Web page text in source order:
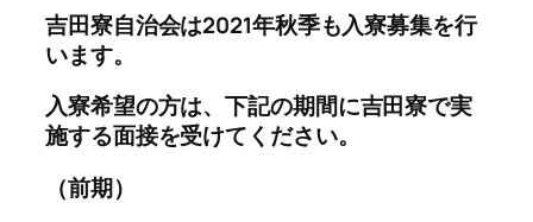
吉田寮自治会は2021年秋季も入寮募集を行
います。
入寮希望の方は、下記の期間に吉田寮で実
施する面接を受けてください。
（前期）